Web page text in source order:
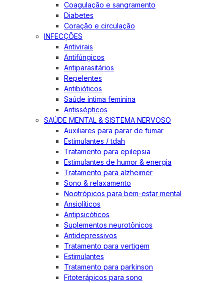
Coagulação e sangramento
Diabetes
Coração e circulação
INFECÇÕES
Antivirais
Antifúngicos
Antiparasitários
Repelentes
Antibióticos
Saúde íntima feminina
Antissépticos
SAÚDE MENTAL & SISTEMA NERVOSO
Auxiliares para parar de fumar
Estimulantes / tdah
Tratamento para epilepsia
Estimulantes de humor & energia
Tratamento para alzheimer
Sono & relaxamento
Nootrópicos para bem-estar mental
Ansiolíticos
Antipsicóticos
Suplementos neurotônicos
Antidepressivos
Tratamento para vertigem
Estimulantes
Tratamento para parkinson
Fitoterápicos para sono